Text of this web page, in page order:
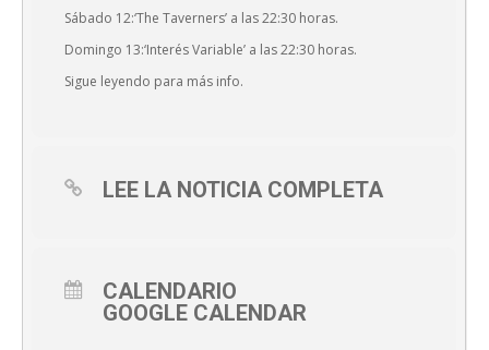
Sábado 12:‘The Taverners’ a las 22:30 horas.
Domingo 13:‘Interés Variable’ a las 22:30 horas.
Sigue leyendo para más info.
LEE LA NOTICIA COMPLETA
CALENDARIO
GOOGLE CALENDAR